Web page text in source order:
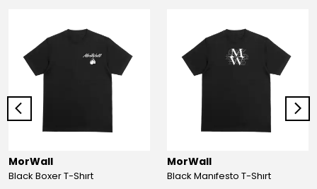
MorWall
Black Boxer T-Shırt
MorWall
Black Manıfesto T-Shırt